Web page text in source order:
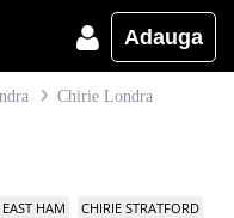
Adauga
Chirie Londra
HAM
CHIRIE STRATFORD